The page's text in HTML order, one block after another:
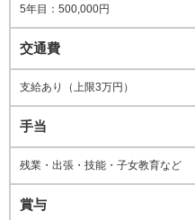
5年目：500,000円
交通費
支給あり（上限3万円）
手当
残業・出張・技能・子女教育など
賞与